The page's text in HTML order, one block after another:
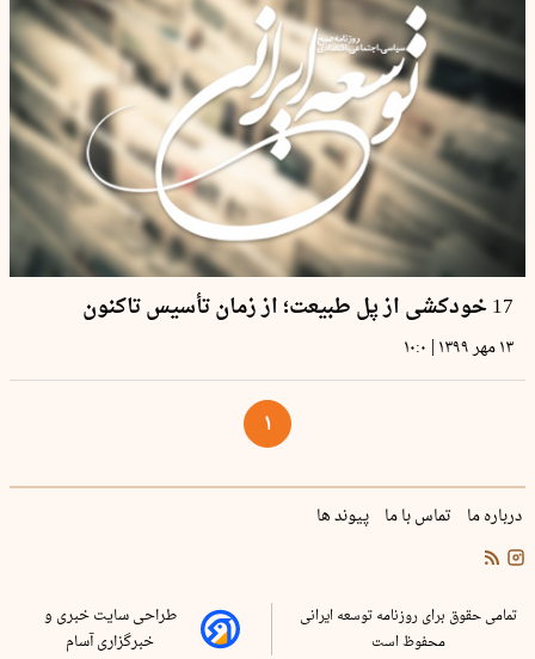
17 خودکشی از پل طبیعت؛ از زمان تأسیس تاکنون
۱۳ مهر ۱۳۹۹ | ۱۰:۰
۱
درباره ما تماس با ما پیوند ها
تمامی حقوق برای روزنامه توسعه ایرانی
محفوظ است
طراحی سایت خبری و
خبرگزاری آسام